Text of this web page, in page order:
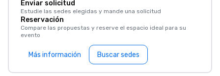
Enviar solicitud
Estudie las sedes elegidas y mande una solicitud
Reservación
Compare las propuestas y reserve el espacio ideal para su
evento
Más información Buscar sedes